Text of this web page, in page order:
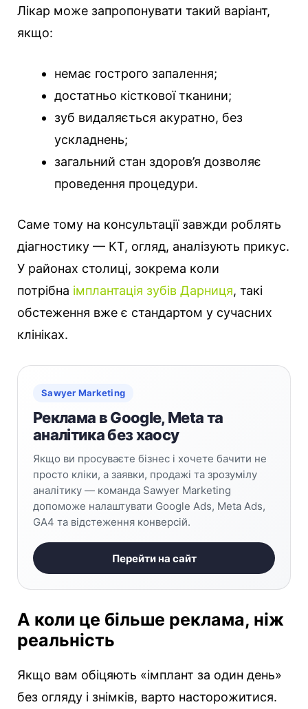
Лікар може запропонувати такий варіант,
якщо:
немає гострого запалення;
достатньо кісткової тканини;
зуб видаляється акуратно, без
ускладнень;
загальний стан здоров’я дозволяє
проведення процедури.
Саме тому на консультації завжди роблять
діагностику — КТ, огляд, аналізують прикус.
У районах столиці, зокрема коли
потрібна імплантація зубів Дарниця, такі
обстеження вже є стандартом у сучасних
клініках.
Sawyer Marketing
Реклама в Google, Meta та
аналітика без хаосу
Якщо ви просуваєте бізнес і хочете бачити не
просто кліки, а заявки, продажі та зрозумілу
аналітику — команда Sawyer Marketing
допоможе налаштувати Google Ads, Meta Ads,
GA4 та відстеження конверсій.
Перейти на сайт
А коли це більше реклама, ніж
реальність
Якщо вам обіцяють «імплант за один день»
без огляду і знімків, варто насторожитися.